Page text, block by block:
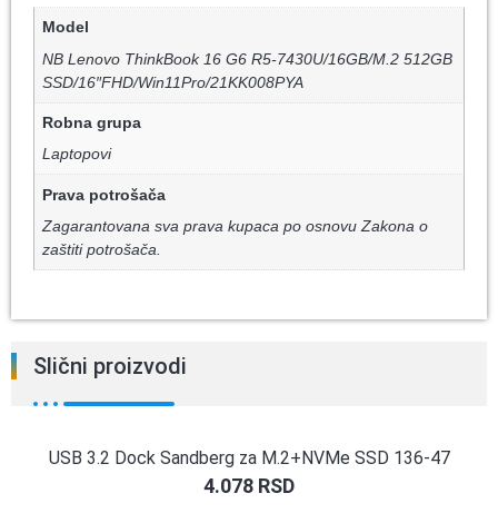
Model
NB Lenovo ThinkBook 16 G6 R5-7430U/16GB/M.2 512GB
SSD/16″FHD/Win11Pro/21KK008PYA
Robna grupa
Laptopovi
Prava potrošača
Zagarantovana sva prava kupaca po osnovu Zakona o
zaštiti potrošača.
Slični proizvodi
USB 3.2 Dock Sandberg za M.2+NVMe SSD 136-47
4.078 RSD